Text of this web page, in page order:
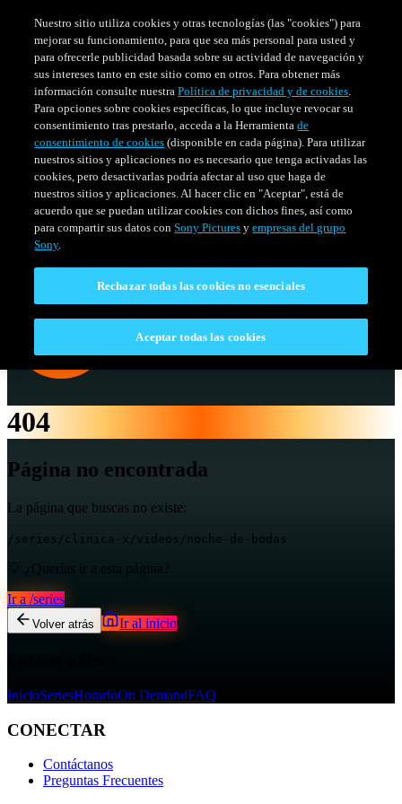
SERIESHORARIO
Venezuela
404
Página no encontrada
La página que buscas no existe:
/series/clinica-x/videos/noche-de-bodas
💡 ¿Querías ir a esta página?
Ir a /series
Volver atrás Ir al inicio
InicioSeriesHorarioOn DemandFAQ
CONECTAR
Contáctanos
Preguntas Frecuentes
Nuestro sitio utiliza cookies y otras tecnologías (las "cookies") para
mejorar su funcionamiento, para que sea más personal para usted y
para ofrecerle publicidad basada sobre su actividad de navegación y
sus intereses tanto en este sitio como en otros. Para obtener más
información consulte nuestraPolítica de privacidad y de cookies.
Para opciones sobre cookies específicas, lo que incluye revocar su
consentimiento tras prestarlo, acceda a la Herramientade
consentimiento de cookies (disponible en cada página). Para utilizar
nuestros sitios y aplicaciones no es necesario que tenga activadas las
cookies, pero desactivarlas podría afectar al uso que haga de
nuestros sitios y aplicaciones. Al hacer clic en "Aceptar", está de
acuerdo que se puedan utilizar cookies con dichos fines, así como
para compartir sus datos conSony Pictures yempresas del grupo
Sony.
Rechazar todas las cookies no esenciales
Aceptar todas las cookies